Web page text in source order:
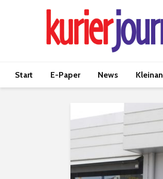
Start E-Paper News